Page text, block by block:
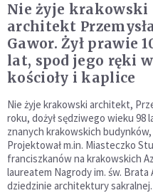
Nie żyje krakowski
architekt
Gawor. Żył prawie
lat, spod jego ręki
kościoły i kaplice
Nie żyje krakowski architekt,
roku, dożył sędziwego wieku 98
znanych krakowskich
Projektował m.in. Miasteczko
franciszkanów na krakowskich
laureatem Nagrody im. św. Brata
dziedzinie architektury sakralnej.